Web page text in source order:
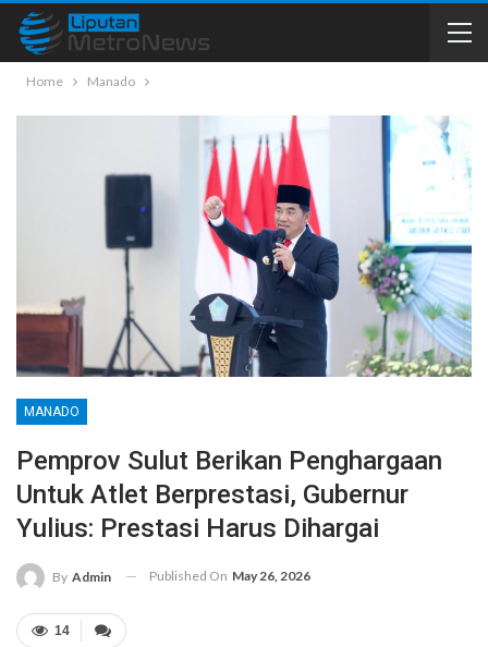
Home Manado
MANADO
Pemprov Sulut Berikan Penghargaan
Untuk Atlet Berprestasi, Gubernur
Yulius: Prestasi Harus Dihargai
By Admin Published On May 26, 2026
14